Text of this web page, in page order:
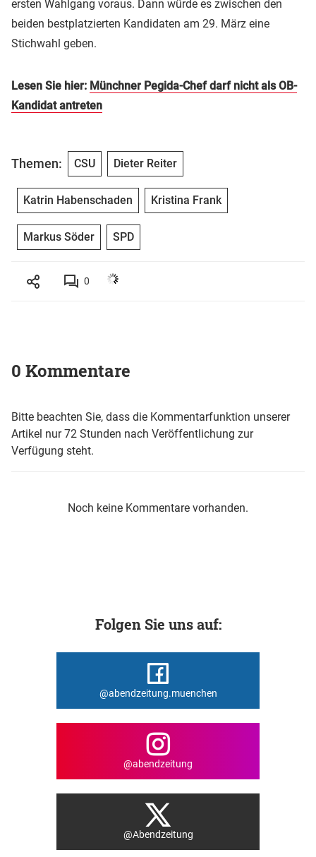
ersten Wahlgang voraus. Dann würde es zwischen den
beiden bestplatzierten Kandidaten am 29. März eine
Stichwahl geben.
Lesen Sie hier: Münchner Pegida-Chef darf nicht als OB-
Kandidat antreten
Themen: CSU Dieter Reiter
Katrin Habenschaden Kristina Frank
Markus Söder SPD
0
0 Kommentare
Bitte beachten Sie, dass die Kommentarfunktion unserer
Artikel nur 72 Stunden nach Veröffentlichung zur
Verfügung steht.
Noch keine Kommentare vorhanden.
Folgen Sie uns auf:
@abendzeitung.muenchen
@abendzeitung
@Abendzeitung